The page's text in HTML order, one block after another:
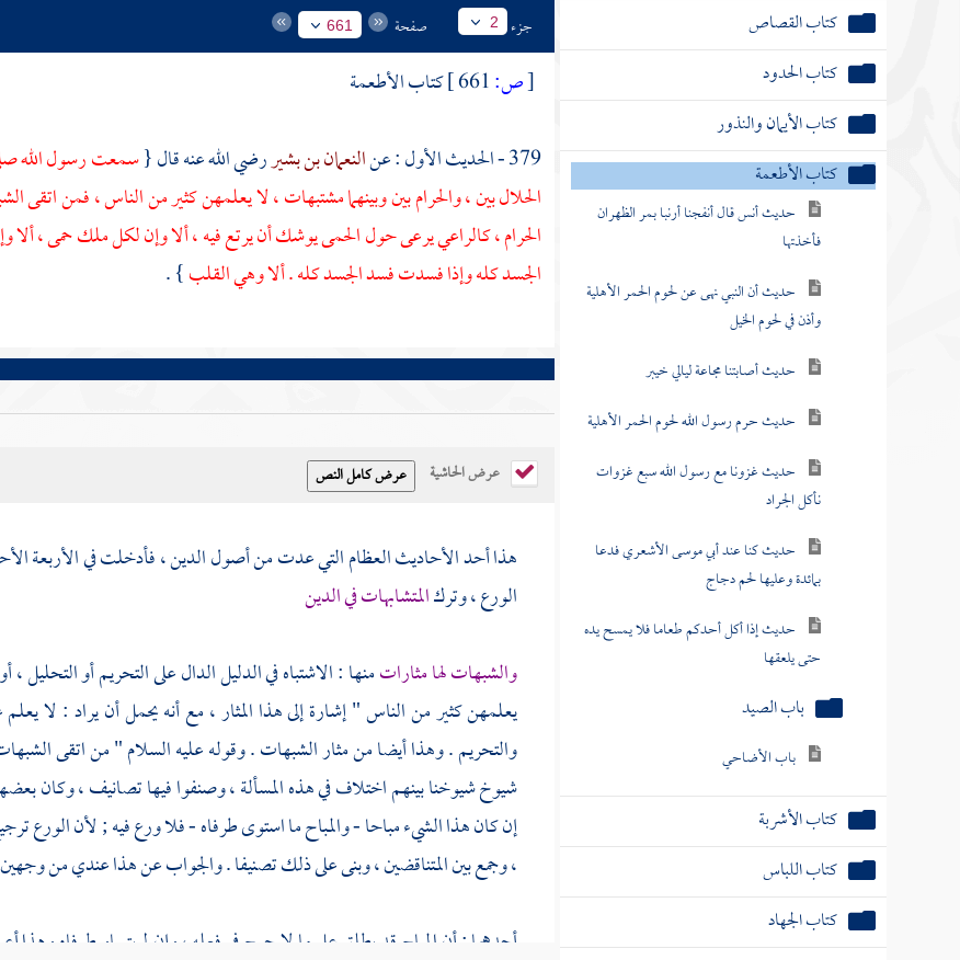
كتاب القصاص
كتاب الحدود
كتاب الأيمان والنذور
كتاب الأطعمة
حديث أنس قال أنفجنا أرنبا بمر الظهران
فأخذتها
حديث أن النبي نهى عن لحوم الحمر الأهلية
وأذن في لحوم الخيل
حديث أصابتنا مجاعة ليالي خيبر
حديث حرم رسول الله لحوم الحمر الأهلية
حديث غزونا مع رسول الله سبع غزوات
نأكل الجراد
حديث كنا عند أبي موسى الأشعري فدعا
بمائدة وعليها لحم دجاج
حديث إذا أكل أحدكم طعاما فلا يمسح يده
حتى يلعقها
باب الصيد
باب الأضاحي
كتاب الأشربة
كتاب اللباس
كتاب الجهاد
جزء 2 صفحة 661
[ص:
كتاب الأطعمة
379 - الحديث الأول : عن
النعمان بن بشيررضي الله عنه قال {سمعت رسول الله
الحلال بين ، والحرام بين وبينهما مشتبهات ، لا يعلمهن كثير من الناس ، فمن
الحرام ، كالراعي يرعى حول الحمى يوشك أن يرتع فيه ، ألا وإن لكل ملك حمى ،
الجسد كله وإذا فسدت فسد الجسد كله . ألا وهي القلب} .
عرض الحاشية
هذا أحد الأحاديث العظام التي عدت من أصول الدين ، فأدخلت في الأربعة
الورع ، وتركالمتشابهات في الدين
والشبهات لها مثاراتمنها : الاشتباه في الدليل الدال على التحريم أو
يعلمهن كثير من الناس " إشارة إلى هذا المثار ، مع أنه يحمل أن يراد : لا
والتحريم . وهذا أيضا من مثار الشبهات . وقوله عليه السلام " من اتقى
شيوخ شيوخنا بينهم اختلاف في هذه المسألة ، وصنفوا فيها تصانيف ، وكان
إن كان هذا الشيء مباحا - والمباح ما استوى طرفاه - فلا ورع فيه ; لأن الورع
، وجمع بين المتناقضين ، وبنى على ذلك تصنيفا . والجواب عن هذاعنديمن
أحدهما : أن المباح قد يطلق على ما لا حرج في فعله ، وإن لم يتساو طرفاه وهذا